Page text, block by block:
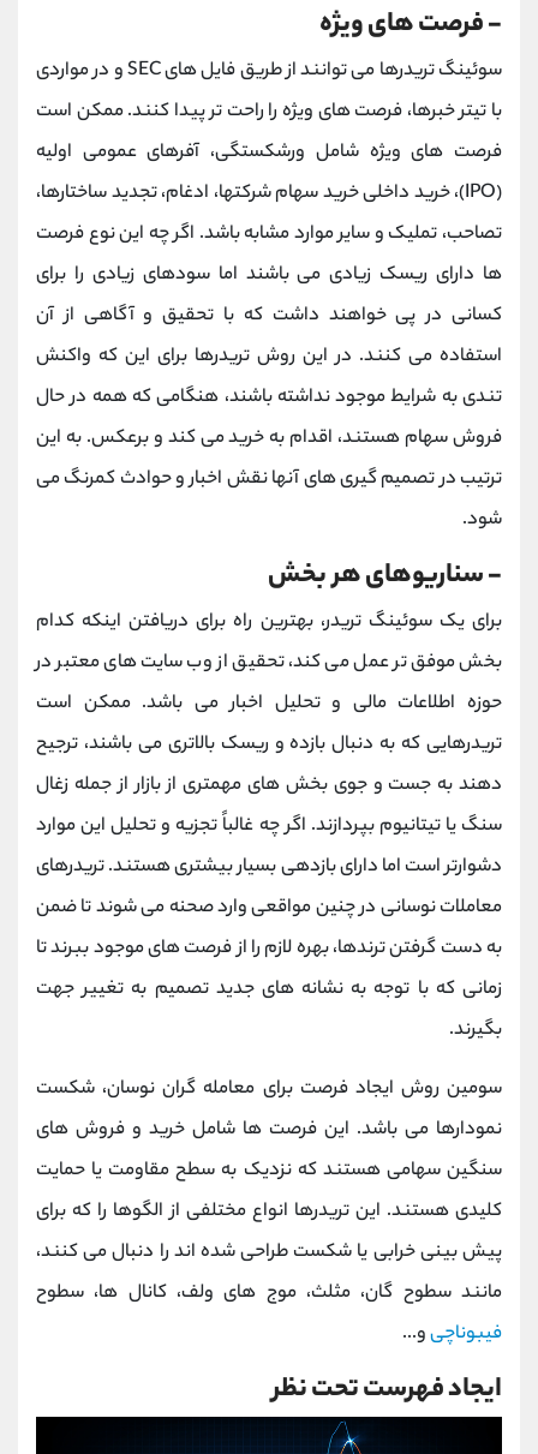
- فرصت های ویژه
سوئینگ تریدرها می توانند از طریق فایل های SEC و در مواردی
با تیتر خبرها، فرصت های ویژه را راحت تر پیدا کنند. ممکن است
فرصت های ویژه شامل ورشکستگی، آفرهای عمومی اولیه
(IPO)، خرید داخلی خرید سهام شرکتها، ادغام، تجدید ساختارها،
تصاحب، تملیک و سایر موارد مشابه باشد. اگر چه این نوع فرصت
ها دارای ریسک زیادی می باشند اما سودهای زیادی را برای
کسانی در پی خواهند داشت که با تحقیق و آگاهی از آن
استفاده می کنند. در این روش تریدرها برای این که واکنش
تندی به شرایط موجود نداشته باشند، هنگامی که همه در حال
فروش سهام هستند، اقدام به خرید می کند و برعکس. به این
ترتیب در تصمیم گیری های آنها نقش اخبار و حوادث کمرنگ می
شود.
- سناریوهای هر بخش
برای یک سوئینگ تریدر، بهترین راه برای دریافتن اینکه کدام
بخش موفق تر عمل می کند، تحقیق از وب سایت های معتبر در
حوزه اطلاعات مالی و تحلیل اخبار می باشد. ممکن است
تریدرهایی که به دنبال بازده و ریسک بالاتری می باشند، ترجیح
دهند به جست و جوی بخش های مهمتری از بازار از جمله زغال
سنگ یا تیتانیوم بپردازند. اگر چه غالباً تجزیه و تحلیل این موارد
دشوارتر است اما دارای بازدهی بسیار بیشتری هستند. تریدرهای
معاملات نوسانی در چنین مواقعی وارد صحنه می شوند تا ضمن
به دست گرفتن ترندها، بهره لازم را از فرصت های موجود ببرند تا
زمانی که با توجه به نشانه های جدید تصمیم به تغییر جهت
بگیرند.
سومین روش ایجاد فرصت برای معامله گران نوسان، شکست
نمودارها می باشد. این فرصت ها شامل خرید و فروش های
سنگین سهامی هستند که نزدیک به سطح مقاومت یا حمایت
کلیدی هستند. این تریدرها انواع مختلفی از الگوها را که برای
پیش بینی خرابی یا شکست طراحی شده اند را دنبال می کنند،
مانند سطوح گان، مثلث، موج های ولف، کانال ها، سطوح
فیبوناچیو...
ایجاد فهرست تحت نظر